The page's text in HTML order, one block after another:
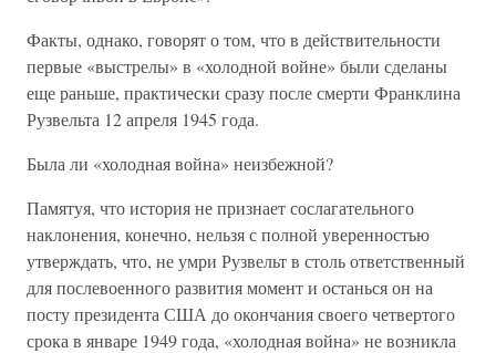
Факты, однако, говорят о том, что в действительности
первые «выстрелы» в «холодной войне» были сделаны
еще раньше, практически сразу после смерти Франклина
Рузвельта 12 апреля 1945 года.
Была ли «холодная война» неизбежной?
Памятуя, что история не признает сослагательного
наклонения, конечно, нельзя с полной уверенностью
утверждать, что, не умри Рузвельт в столь ответственный
для послевоенного развития момент и останься он на
посту президента США до окончания своего четвертого
срока в январе 1949 года, «холодная война» не возникла